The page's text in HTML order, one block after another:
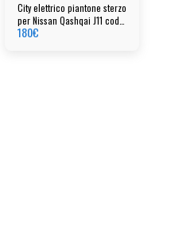
City elettrico piantone sterzo
per Nissan Qashqai J11 cod:
48810HV95B
180€